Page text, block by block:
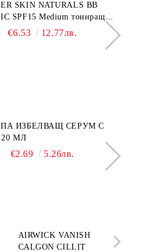
SKIN NATURALS BB
SPF15 Medium тониращ
крем за лице среден нюанс за
€6.53 12.77лв.
ИЗБЕЛВАЩ СЕРУМ С
20 МЛ
€2.69 5.26лв.
AIRWICK VANISH
CALGON CILLIT